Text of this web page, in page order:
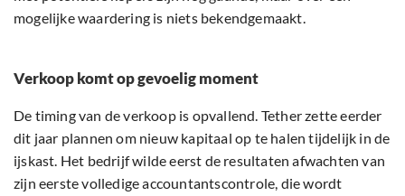
mogelijke waardering is niets bekendgemaakt.
Verkoop komt op gevoelig moment
De timing van de verkoop is opvallend. Tether zette eerder
dit jaar plannen om nieuw kapitaal op te halen tijdelijk in de
ijskast. Het bedrijf wilde eerst de resultaten afwachten van
zijn eerste volledige accountantscontrole, die wordt